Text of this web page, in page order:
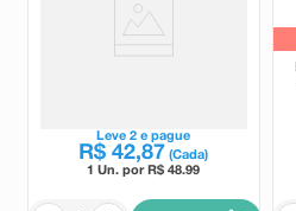
Leve2 e pague
R$ 42,87 (Cada)
1 Un. por R$48.99